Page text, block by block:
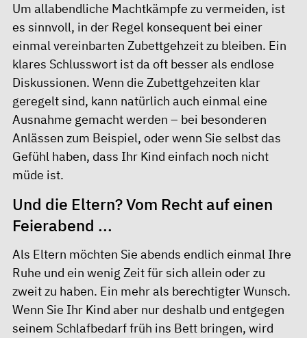
Um allabendliche Machtkämpfe zu vermeiden, ist
es sinnvoll, in der Regel konsequent bei einer
einmal vereinbarten Zubettgehzeit zu bleiben. Ein
klares Schlusswort ist da oft besser als endlose
Diskussionen. Wenn die Zubettgehzeiten klar
geregelt sind, kann natürlich auch einmal eine
Ausnahme gemacht werden – bei besonderen
Anlässen zum Beispiel, oder wenn Sie selbst das
Gefühl haben, dass Ihr Kind einfach noch nicht
müde ist.
Und die Eltern? Vom Recht auf einen
Feierabend ...
Als Eltern möchten Sie abends endlich einmal Ihre
Ruhe und ein wenig Zeit für sich allein oder zu
zweit zu haben. Ein mehr als berechtigter Wunsch.
Wenn Sie Ihr Kind aber nur deshalb und entgegen
seinem Schlafbedarf früh ins Bett bringen, wird